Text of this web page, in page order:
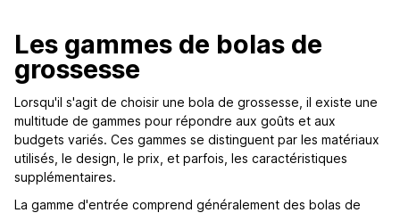
Les gammes de bolas de
grossesse
Lorsqu'il s'agit de choisir une bola de grossesse, il existe une
multitude de gammes pour répondre aux goûts et aux
budgets variés. Ces gammes se distinguent par les matériaux
utilisés, le design, le prix, et parfois, les caractéristiques
supplémentaires.
La gamme d'entrée comprend généralement des bolas de